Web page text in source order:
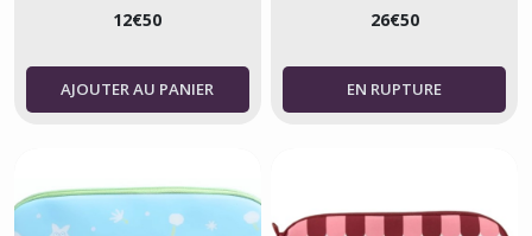
12€50
AJOUTER AU PANIER
26€50